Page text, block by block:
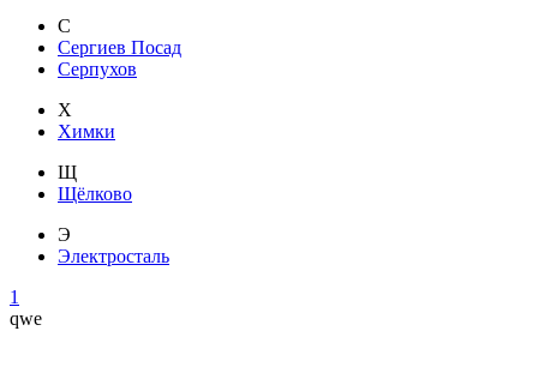
С
Сергиев Посад
Серпухов
Х
Химки
Щ
Щёлково
Э
Электросталь
1
qwe